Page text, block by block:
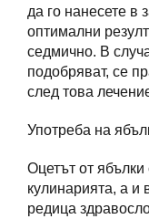
да го нанесете в
оптимални
седмично. В
подобряват, се
след това
Употреба на
Оцетът от
кулинарията, а и
редица